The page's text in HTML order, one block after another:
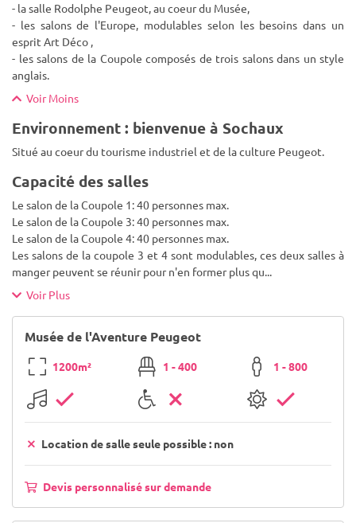
- la salle Rodolphe Peugeot, au coeur du Musée,
- les salons de l'Europe, modulables selon les besoins dans un
esprit Art Déco ,
- les salons de la Coupole composés de trois salons dans un style
anglais.
Voir Moins
Environnement : bienvenue à Sochaux
Situé au coeur du tourisme industriel et de la culture Peugeot.
Capacité des salles
Le salon de la Coupole 1: 40 personnes max.
Le salon de la Coupole 3: 40 personnes max.
Le salon de la Coupole 4: 40 personnes max.
Les salons de la coupole 3 et 4 sont modulables, ces deux salles à
manger peuvent se réunir pour n'en former plus qu...
Voir Plus
Musée de l'Aventure Peugeot
1200m² 1 - 400 1 - 800
Location de salle seule possible : non
Devis personnalisé sur demande